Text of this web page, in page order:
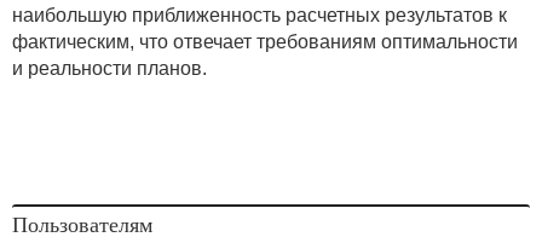
наибольшую приближенность расчетных результатов к
фактическим, что отвечает требованиям оптимальности
и реальности планов.
Пользователям